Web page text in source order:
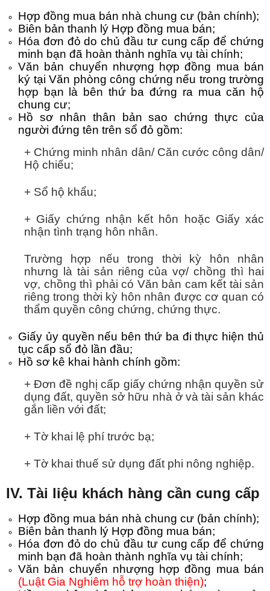
Hợp đồng mua bán nhà chung cư (bản chính);
Biên bản thanh lý Hợp đồng mua bán;
Hóa đơn đỏ do chủ đầu tư cung cấp để chứng
minh bạn đã hoàn thành nghĩa vụ tài chính;
Văn bản chuyển nhượng hợp đồng mua bán
ký tại Văn phòng công chứng nếu trong trường
hợp bạn là bên thứ ba đứng ra mua căn hộ
chung cư;
Hồ sơ nhân thân bản sao chứng thực của
người đứng tên trên sổ đỏ gồm:
+ Chứng minh nhân dân/ Căn cước công dân/
Hộ chiếu;
+ Sổ hộ khẩu;
+ Giấy chứng nhận kết hôn hoặc Giấy xác
nhận tình trạng hôn nhân.
Trường hợp nếu trong thời kỳ hôn nhân
nhưng là tài sản riêng của vợ/ chồng thì hai
vợ, chồng thì phải có Văn bản cam kết tài sản
riêng trong thời kỳ hôn nhân được cơ quan có
thẩm quyền công chứng, chứng thực.
Giấy ủy quyền nếu bên thứ ba đi thực hiện thủ
tục cấp sổ đỏ lần đầu;
Hồ sơ kê khai hành chính gồm:
+ Đơn đề nghị cấp giấy chứng nhận quyền sử
dụng đất, quyền sở hữu nhà ở và tài sản khác
gắn liền với đất;
+ Tờ khai lệ phí trước bạ;
+ Tờ khai thuế sử dụng đất phi nông nghiệp.
IV. Tài liệu khách hàng cần cung cấp
Hợp đồng mua bán nhà chung cư (bản chính);
Biên bản thanh lý Hợp đồng mua bán;
Hóa đơn đỏ do chủ đầu tư cung cấp để chứng
minh bạn đã hoàn thành nghĩa vụ tài chính;
Văn bản chuyển nhượng hợp đồng mua bán
(Luật Gia Nghiêm hỗ trợ hoàn thiện);